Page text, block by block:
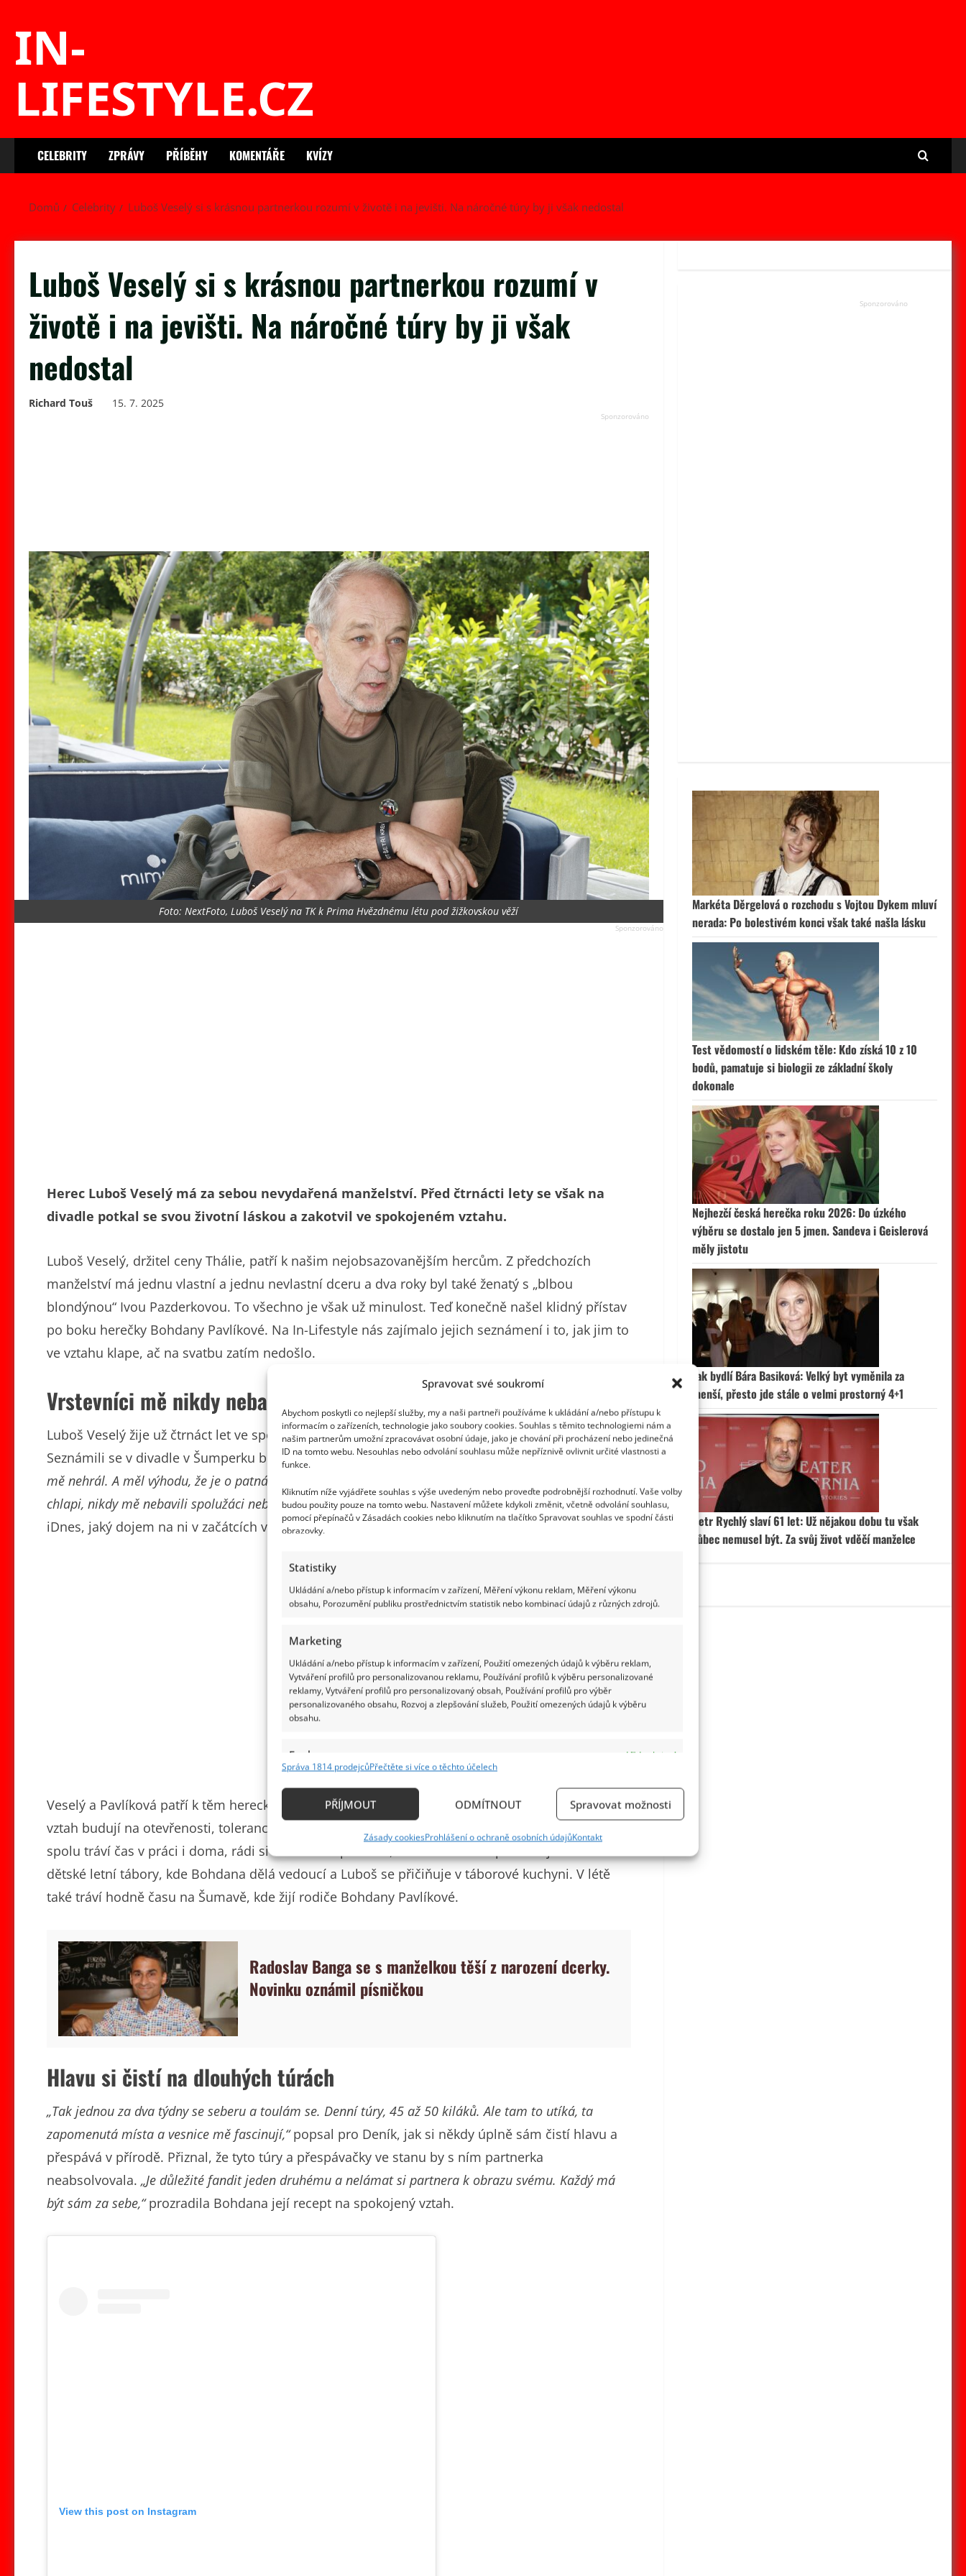
Spravovat své soukromí
Abychom poskytli co nejlepší služby, my a naši partneři používáme k ukládání a/nebo přístupu k
informacím o zařízeních, technologie jako soubory cookies. Souhlas s těmito technologiemi nám a
našim partnerům umožní zpracovávat osobní údaje, jako je chování při procházení nebo jedinečná
ID na tomto webu. Nesouhlas nebo odvolání souhlasu může nepříznivě ovlivnit určité vlastnosti a
funkce.
Kliknutím níže vyjádřete souhlas s výše uvedeným nebo proveďte podrobnější rozhodnutí. Vaše volby
budou použity pouze na tomto webu. Nastavení můžete kdykoli změnit, včetně odvolání souhlasu,
pomocí přepínačů v Zásadách cookies nebo kliknutím na tlačítko Spravovat souhlas ve spodní části
obrazovky.
Statistiky
Ukládání a/nebo přístup k informacím v zařízení, Měření výkonu reklam, Měření výkonu
obsahu, Porozumění publiku prostřednictvím statistik nebo kombinací údajů z různých zdrojů.
Marketing
Ukládání a/nebo přístup k informacím v zařízení, Použití omezených údajů k výběru reklam,
Vytváření profilů pro personalizovanou reklamu, Používání profilů k výběru personalizované
reklamy, Vytváření profilů pro personalizovaný obsah, Používání profilů pro výběr
personalizovaného obsahu, Rozvoj a zlepšování služeb, Použití omezených údajů k výběru
obsahu.
Funkce
Vždy aktivní
Identifikace zařízení na základě automaticky přenášených informací.
základě aktivně vyžádaných informací.
Zajištění bezpečnosti, předcházení a zjišťování podvodů a
odstraňování chyb, Poskytování a zobrazování reklamy a
Správa 1814 prodejcůPřečtěte si více o těchto účelech
PŘÍJMOUT ODMÍTNOUT Spravovat možnosti
Zásady cookiesProhlášení o ochraně osobních údajůKontakt
IN-
LIFESTYLE.CZ
CELEBRITY ZPRÁVY PŘÍBĚHY KOMENTÁŘE KVÍZY
Domů Celebrity Luboš Veselý si s krásnou partnerkou rozumí v životě i na jevišti. Na náročné túry by ji však nedostal
Luboš Veselý si s krásnou partnerkou rozumí v
životě i na jevišti. Na náročné túry by ji však
nedostal
Richard Touš 15. 7. 2025
Foto: NextFoto, Luboš Veselý na TK k Prima Hvězdnému létu pod žižkovskou věží
Herec Luboš Veselý má za sebou nevydařená manželství. Před čtrnácti lety se však na
divadle potkal se svou životní láskou a zakotvil ve spokojeném vztahu.
Luboš Veselý, držitel ceny Thálie, patří k našim nejobsazovanějším hercům. Z předchozích
manželství má jednu vlastní a jednu nevlastní dceru a dva roky byl také ženatý s „blbou
blondýnou“ Ivou Pazderkovou. To všechno je však už minulost. Teď konečně našel klidný přístav
po boku herečky Bohdany Pavlíkové. Na In-Lifestyle nás zajímalo jejich seznámení i to, jak jim to
ve vztahu klape, ač na svatbu zatím nedošlo.
Vrstevníci mě nikdy nebavili
Luboš Veselý žije už čtrnáct let ve spokojeném vztahu s herečkou Bohdanou Pavlíkovou.
Seznámili se v divadle v Šumperku během zkoušení inscenace Domeček pro panenky.„Nic na
mě nehrál. A měl výhodu, že je o patnáct let starší, protože mně se už jako osmnáctileté líbili zralejší
chlapi, nikdy mě nebavili spolužáci nebo moji vrstevníci v divadle,“zavzpomínala Pavlíková pro
iDnes, jaký dojem na ni v začátcích vztahu její partner dělal.
Veselý a Pavlíková patří k těm hereckým párům, které se doplňují jak v práci, tak v životě. Svůj
vztah budují na otevřenosti, toleranci a společných zájmech. Ačkoliv by se mohlo zdát, že když
spolu tráví čas v práci i doma, rádi si od sebe odpočinou, není tomu tak. Společně jezdí třeba na
dětské letní tábory, kde Bohdana dělá vedoucí a Luboš se přičiňuje v táborové kuchyni. V létě
také tráví hodně času na Šumavě, kde žijí rodiče Bohdany Pavlíkové.
Radoslav Banga se s manželkou těší z narození dcerky.
Novinku oznámil písničkou
Hlavu si čistí na dlouhých túrách
„Tak jednou za dva týdny se seberu a toulám se. Denní túry, 45 až 50 kiláků. Ale tam to utíká, ta
zapomenutá místa a vesnice mě fascinují,“popsal pro Deník, jak si někdy úplně sám čistí hlavu a
přespává v přírodě. Přiznal, že tyto túry a přespávačky ve stanu by s ním partnerka
neabsolvovala. „Je důležité fandit jeden druhému a nelámat si partnera k obrazu svému. Každý má
být sám za sebe,“prozradila Bohdana její recept na spokojený vztah.
View this post on Instagram
Markéta Děrgelová o rozchodu s Vojtou Dykem mluví
nerada: Po bolestivém konci však také našla lásku
Test vědomostí o lidském těle: Kdo získá 10 z 10
bodů, pamatuje si biologii ze základní školy
dokonale
Nejhezčí česká herečka roku 2026: Do úzkého
výběru se dostalo jen 5 jmen. Sandeva i Geislerová
měly jistotu
Jak bydlí Bára Basiková: Velký byt vyměnila za
menší, přesto jde stále o velmi prostorný 4+1
Petr Rychlý slaví 61 let: Už nějakou dobu tu však
vůbec nemusel být. Za svůj život vděčí manželce